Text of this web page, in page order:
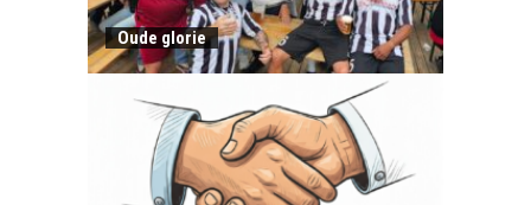
Oude glorie